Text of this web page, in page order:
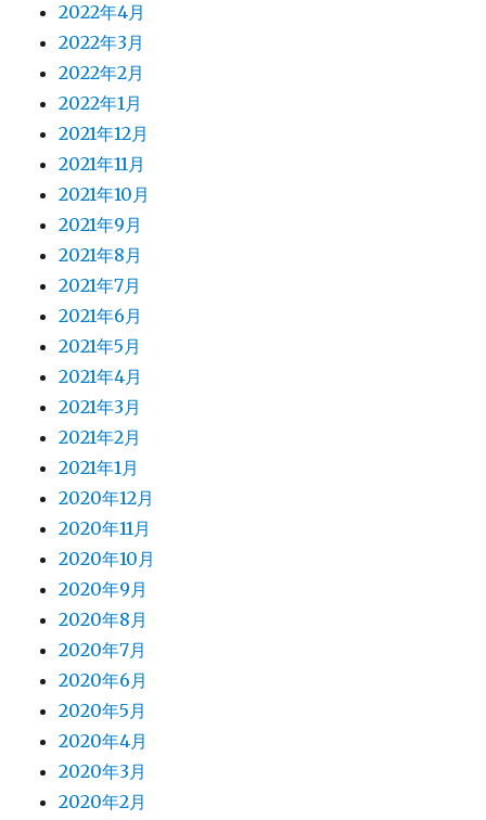
2022年4月
2022年3月
2022年2月
2022年1月
2021年12月
2021年11月
2021年10月
2021年9月
2021年8月
2021年7月
2021年6月
2021年5月
2021年4月
2021年3月
2021年2月
2021年1月
2020年12月
2020年11月
2020年10月
2020年9月
2020年8月
2020年7月
2020年6月
2020年5月
2020年4月
2020年3月
2020年2月